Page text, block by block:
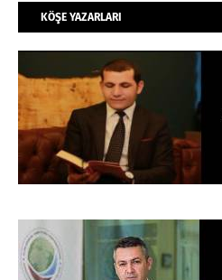
KÖŞE YAZARLARI